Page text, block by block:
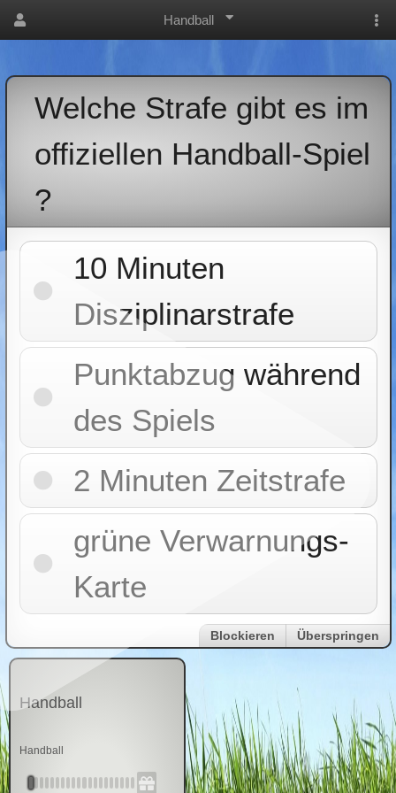
Handball
Welche Strafe gibt es im
offiziellen Handball-Spiel
?
10 Minuten
Disziplinarstrafe
Punktabzug während
des Spiels
2 Minuten Zeitstrafe
grüne Verwarnungs-
Karte
Blockieren Überspringen
Handball
Handball